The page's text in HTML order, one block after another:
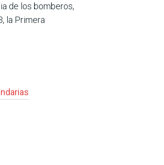
de los bomberos,
la Primera